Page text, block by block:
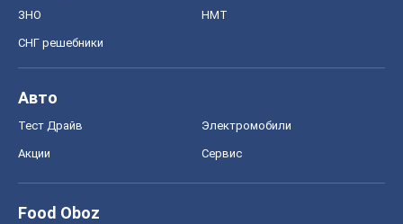
ЗНО НМТ
СНГ решебники
Авто
Тест Драйв Электромобили
Акции Сервис
Food Oboz